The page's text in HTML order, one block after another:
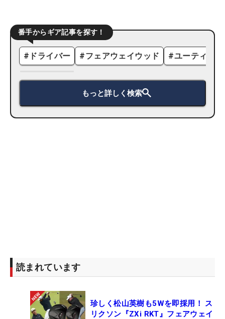
番手からギア記事を探す！
# ドライバー #フェアウェイウッド #ユーティリ
もっと詳しく検索
読まれています
珍しく松山英樹も5Wを即採用！ ス
リクソン『ZXi RKT』フェアウェイ